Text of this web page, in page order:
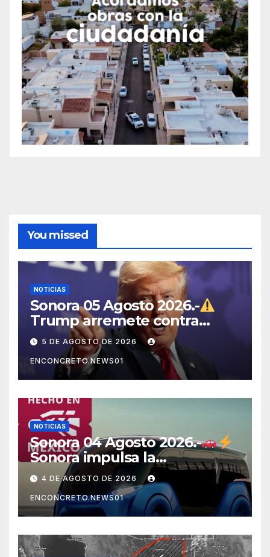
You missed
NOTICIAS
Sonora 05 Agosto 2026.-
Trump arremete contra
México, Canadá y otras
potencias por supuestos
abusos comerciales
5 DE AGOSTO DE 2026
ENCONCRETO.NEWS01
NOTICIAS
Sonora 04 Agosto 2026.-
Sonora impulsa la
electromovilidad con
«Beyond», un vehículo
eléctrico desarrollado junto
al ITH
4 DE AGOSTO DE 2026
ENCONCRETO.NEWS01